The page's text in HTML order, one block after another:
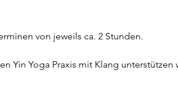
von jeweils ca. 2 Stunden.
Yin Yoga Praxis mit Klang unterstützen